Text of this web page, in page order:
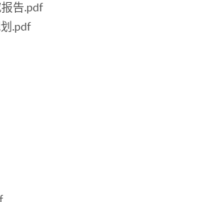
告.pdf
.pdf